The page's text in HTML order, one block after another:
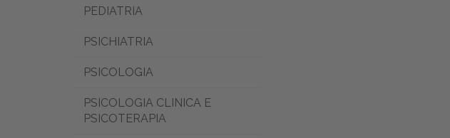
PEDIATRIA
PSICHIATRIA
PSICOLOGIA
PSICOLOGIA CLINICA E
PSICOTERAPIA